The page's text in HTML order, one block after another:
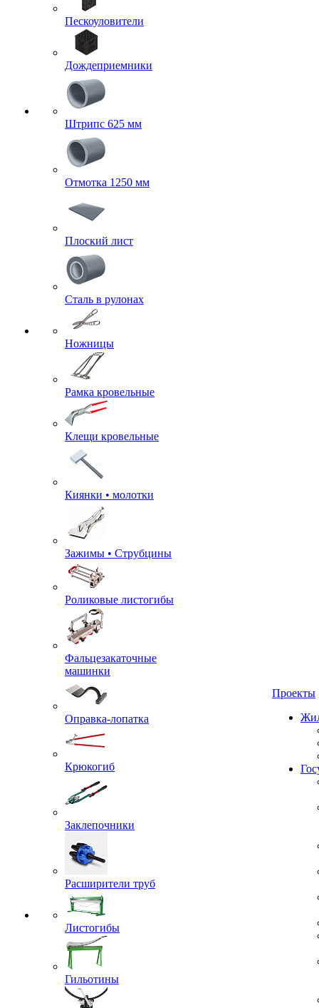
Пескоуловители
Дождеприемники
Штрипс 625 мм
Отмотка 1250 мм
Плоский лист
Сталь в рулонах
Ножницы
Рамка кровельные
Клещи кровельные
Киянки • молотки
Зажимы • Струбцины
Роликовые листогибы
Фальцезакаточные
машинки
Оправка-лопатка
Крюкогиб
Заклепочники
Расширители труб
Листогибы
Гильотины